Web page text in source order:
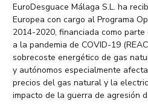
EuroDesguace Málaga S.L. ha
Europea con cargo al Programa
2014-2020, financiada como
a la pandemia de COVID-19
sobrecoste energético de gas
y autónomos especialmente
precios del gas natural y la
impacto de la guerra de agresión